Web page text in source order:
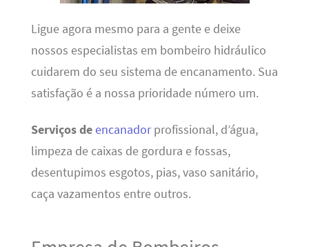
Ligue agora mesmo para a gente e deixe
nossos especialistas em bombeiro hidráulico
cuidarem do seu sistema de encanamento. Sua
satisfação é a nossa prioridade número um.
Serviços deencanadorprofissional, d’água,
limpeza de caixas de gordura e fossas,
desentupimos esgotos, pias, vaso sanitário,
caça vazamentos entre outros.